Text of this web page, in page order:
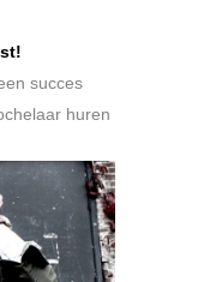
succes
huren